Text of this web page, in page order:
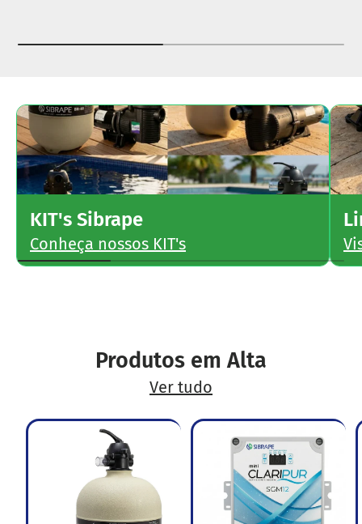
KIT's Sibrape
Conheça nossos KIT's
Produtos em Alta
Ver tudo